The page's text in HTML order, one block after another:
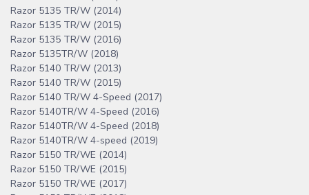
Razor 5135 TR/W (2014)
Razor 5135 TR/W (2015)
Razor 5135 TR/W (2016)
Razor 5135TR/W (2018)
Razor 5140 TR/W (2013)
Razor 5140 TR/W (2015)
Razor 5140 TR/W 4-Speed (2017)
Razor 5140TR/W 4-Speed (2016)
Razor 5140TR/W 4-Speed (2018)
Razor 5140TR/W 4-speed (2019)
Razor 5150 TR/WE (2014)
Razor 5150 TR/WE (2015)
Razor 5150 TR/WE (2017)